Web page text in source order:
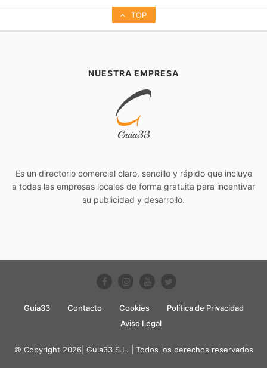
TOP
NUESTRA EMPRESA
Es un directorio comercial claro, sencillo y rápido que incluye
a todas las empresas locales de forma gratuita para incentivar
su publicidad y desarrollo.
Guia33 Contacto Cookies
Política de Privacidad
Aviso Legal
© Copyright 2026| Guia33 S.L. | Todos los derechos reservados